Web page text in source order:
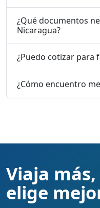
¿Qué documentos
Nicaragua?
¿Puedo cotizar para
¿Cómo encuentro
Viaja más,
elige